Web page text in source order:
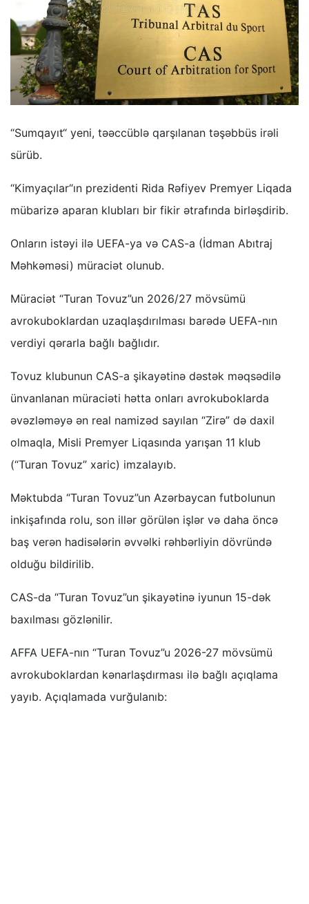
“Sumqayıt“ yeni, təəccüblə qarşılanan təşəbbüs irəli
sürüb.
“Kimyaçılar“ın prezidenti Rida Rəfiyev Premyer Liqada
mübarizə aparan klubları bir fikir ətrafında birləşdirib.
Onların istəyi ilə UEFA-ya və CAS-a (İdman Abıtraj
Məhkəməsi) müraciət olunub.
Müraciət “Turan Tovuz”un 2026/27 mövsümü
avrokuboklardan uzaqlaşdırılması barədə UEFA-nın
verdiyi qərarla bağlı bağlıdır.
Tovuz klubunun CAS-a şikayətinə dəstək məqsədilə
ünvanlanan müraciəti hətta onları avrokuboklarda
əvəzləməyə ən real namizəd sayılan “Zirə” də daxil
olmaqla, Misli Premyer Liqasında yarışan 11 klub
(“Turan Tovuz” xaric) imzalayıb.
Məktubda “Turan Tovuz”un Azərbaycan futbolunun
inkişafında rolu, son illər görülən işlər və daha öncə
baş verən hadisələrin əvvəlki rəhbərliyin dövründə
olduğu bildirilib.
CAS-da “Turan Tovuz”un şikayətinə iyunun 15-dək
baxılması gözlənilir.
AFFA UEFA-nın “Turan Tovuz”u 2026-27 mövsümü
avrokuboklardan kənarlaşdırması ilə bağlı açıqlama
yayıb. Açıqlamada vurğulanıb: